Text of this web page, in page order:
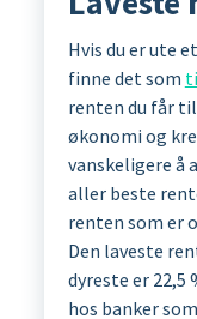
Hvis du er ute
finne det som
renten du får
økonomi og
vanskeligere å
aller beste
renten som er
Den laveste
dyreste er 22,5
hos banker